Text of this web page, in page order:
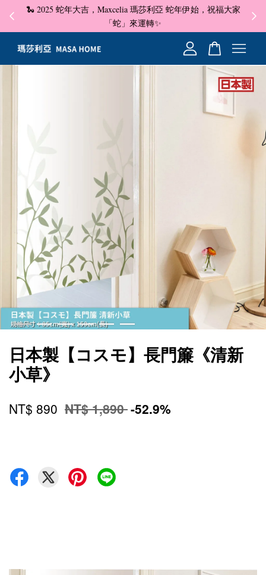
🐍 2025 蛇年大吉，Maxcelia 瑪莎利亞 蛇年伊始，祝福大家
「蛇」來運轉✨
✦
日本製【コスモ】長門簾《清新
小草》
NT$ 890 NT$ 1,890-52.9%
您的購物車目前還是空的。